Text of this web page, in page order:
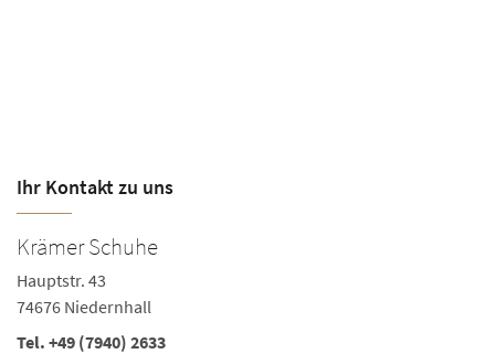
Ihr Kontakt zu uns
Krämer Schuhe
Hauptstr. 43
74676 Niedernhall
Tel. +49 (7940) 2633